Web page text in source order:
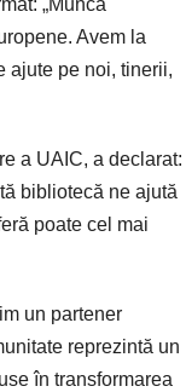
„Munca
Avem la
ajute pe noi, tinerii,
a UAIC, a declarat:
bibliotecă ne ajută
poate cel mai
un partener
reprezintă un
în transformarea